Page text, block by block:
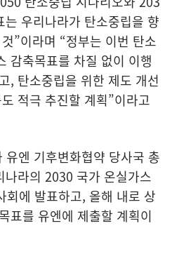
우리나라가 탄소중립을 향
”이라며 “정부는 이번 탄소
감축목표를 차질 없이 이행
, 탄소중립을 위한 제도 개선
적극 추진할 계획”이라고
엔 기후변화협약 당사국 총
나라의 2030 국가 온실가스
회에 발표하고, 올해 내로 상
표를 유엔에 제출할 계획이